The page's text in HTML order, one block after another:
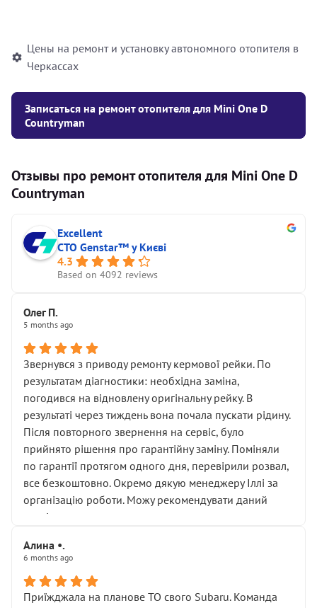
Цены на ремонт и установку автономного отопителя в
Черкассах
Записаться на ремонт отопителя для Mini One D
Countryman
Отзывы про ремонт отопителя для Mini One D
Countryman
Excellent
СТО Genstar™ у Києві
4.3
Based on 4092 reviews
Олег П.
5 months ago
Звернувся з приводу ремонту кермової рейки. По
результатам діагностики: необхідна заміна,
погодився на відновлену оригінальну рейку. В
результаті через тиждень вона почала пускати рідину.
Після повторного звернення на сервіс, було
прийнято рішення про гарантійну заміну. Поміняли
по гарантії протягом одного дня, перевірили розвал,
все безкоштовно. Окремо дякую менеджеру Іллі за
організацію роботи. Можу рекомендувати даний
сервіс.
Алина •.
6 months ago
Приїжджала на планове ТО свого Subaru. Команда